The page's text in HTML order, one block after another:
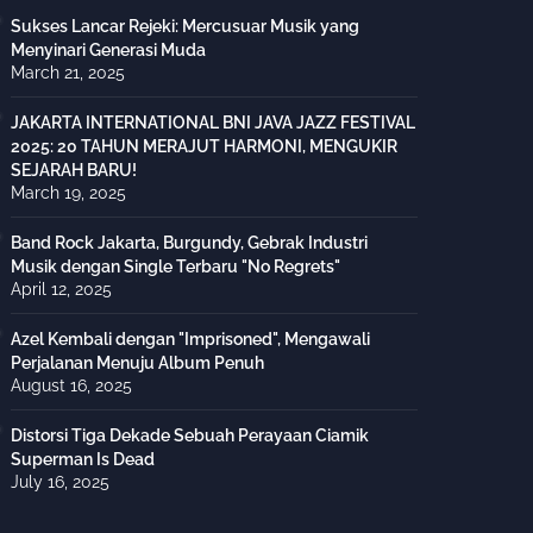
Sukses Lancar Rejeki: Mercusuar Musik yang
Menyinari Generasi Muda
March 21, 2025
JAKARTA INTERNATIONAL BNI JAVA JAZZ FESTIVAL
2025: 20 TAHUN MERAJUT HARMONI, MENGUKIR
SEJARAH BARU!
March 19, 2025
Band Rock Jakarta, Burgundy, Gebrak Industri
Musik dengan Single Terbaru "No Regrets"
April 12, 2025
Azel Kembali dengan "Imprisoned", Mengawali
Perjalanan Menuju Album Penuh
August 16, 2025
Distorsi Tiga Dekade Sebuah Perayaan Ciamik
Superman Is Dead
July 16, 2025